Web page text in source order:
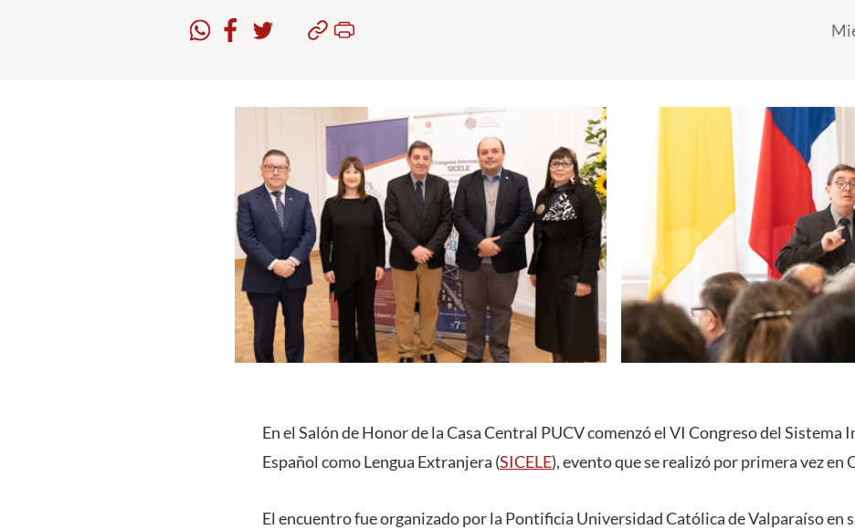
En el Salón de Honor de la Casa Central PUCV comenzó el VI Congreso del Sistema
Español como Lengua Extranjera (SICELE), evento que se realizó por primera vez en
El encuentro fue organizado por la Pontificia Universidad Católica de Valparaíso en